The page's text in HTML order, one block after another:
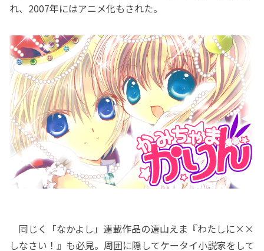
れ、2007年にはアニメ化もされた。
同じく「なかよし」連載作品の遠山えま『わたしに××
しなさい！』も必見。周囲に隠してケータイ小説家をして